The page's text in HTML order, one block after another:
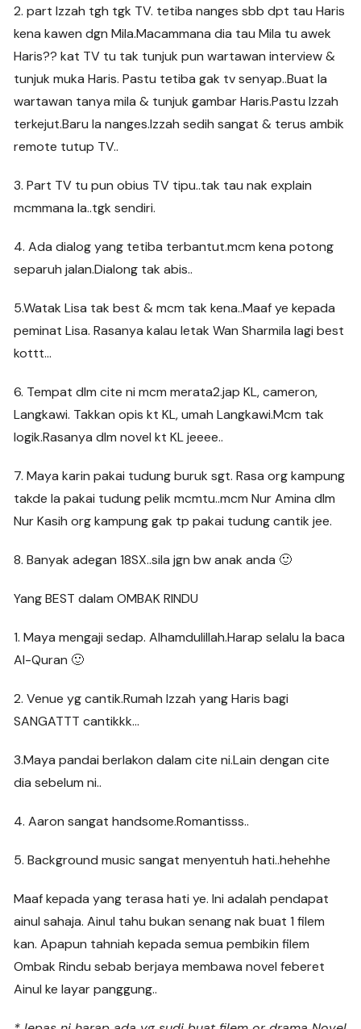
2. part Izzah tgh tgk TV. tetiba nanges sbb dpt tau Haris
kena kawen dgn Mila.Macammana dia tau Mila tu awek
Haris?? kat TV tu tak tunjuk pun wartawan interview &
tunjuk muka Haris. Pastu tetiba gak tv senyap..Buat la
wartawan tanya mila & tunjuk gambar Haris.Pastu Izzah
terkejut.Baru la nanges.Izzah sedih sangat & terus ambik
remote tutup TV..
3. Part TV tu pun obius TV tipu..tak tau nak explain
mcmmana la..tgk sendiri.
4. Ada dialog yang tetiba terbantut.mcm kena potong
separuh jalan.Dialong tak abis..
5.Watak Lisa tak best & mcm tak kena..Maaf ye kepada
peminat Lisa. Rasanya kalau letak Wan Sharmila lagi best
kottt…
6. Tempat dlm cite ni mcm merata2.jap KL, cameron,
Langkawi. Takkan opis kt KL, umah Langkawi.Mcm tak
logik.Rasanya dlm novel kt KL jeeee..
7. Maya karin pakai tudung buruk sgt. Rasa org kampung
takde la pakai tudung pelik mcmtu..mcm Nur Amina dlm
Nur Kasih org kampung gak tp pakai tudung cantik jee.
8. Banyak adegan 18SX..sila jgn bw anak anda 🙂
Yang BEST dalam OMBAK RINDU
1. Maya mengaji sedap. Alhamdulillah.Harap selalu la baca
Al-Quran 🙂
2. Venue yg cantik.Rumah Izzah yang Haris bagi
SANGATTT cantikkk…
3.Maya pandai berlakon dalam cite ni.Lain dengan cite
dia sebelum ni..
4. Aaron sangat handsome.Romantisss..
5. Background music sangat menyentuh hati..hehehhe
Maaf kepada yang terasa hati ye. Ini adalah pendapat
ainul sahaja. Ainul tahu bukan senang nak buat 1 filem
kan. Apapun tahniah kepada semua pembikin filem
Ombak Rindu sebab berjaya membawa novel feberet
Ainul ke layar panggung..